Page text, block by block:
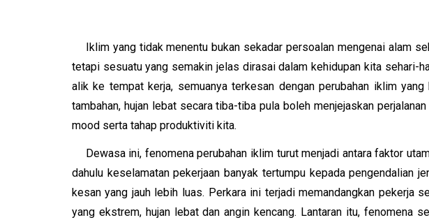
Iklim yang tidak menentu bukan sekadar persoalan mengenai alam
tetapi sesuatu yang semakin jelas dirasai dalam kehidupan kita sehari-
alik ke tempat kerja, semuanya terkesan dengan perubahan iklim
tambahan, hujan lebat secara tiba-tiba pula boleh menjejaskan
mood serta tahap produktiviti kita.
Dewasa ini, fenomena perubahan iklim turut menjadi antara faktor
dahulu keselamatan pekerjaan banyak tertumpu kepada
kesan yang jauh lebih luas. Perkara ini terjadi memandangkan pekerja
yang ekstrem, hujan lebat dan angin kencang. Lantaran itu, fenomena